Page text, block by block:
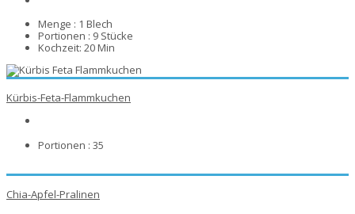
Menge : 1 Blech
Portionen : 9 Stücke
Kochzeit: 20 Min
Kürbis-Feta-Flammkuchen
Portionen : 35
Chia-Apfel-Pralinen